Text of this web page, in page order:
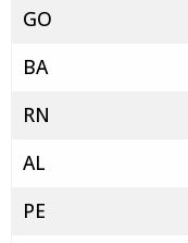
GO
BA
RN
AL
PE